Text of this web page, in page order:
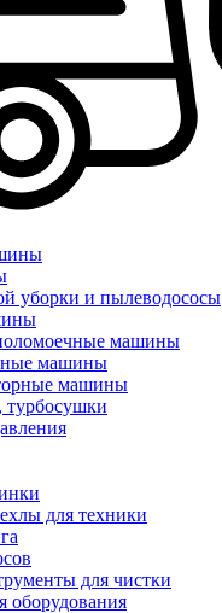
уборки и пылеводососы
машины
машины
машины
турбосушки
для техники
для чистки
оборудования